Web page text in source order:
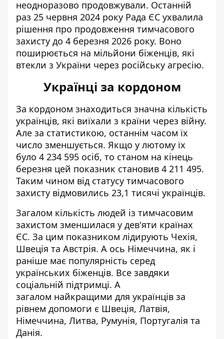
неодноразово продовжували. Останній
раз 25 червня 2024 року Рада ЄС ухвалила
рішення про продовження тимчасового
захисту до 4 березня 2026 року. Воно
поширюється на мільйони біженців, які
втекли з України через російську агресію.
Українці за кордоном
За кордоном знаходиться значна кількість
українців, які виїхали з країни через війну.
Але за статистикою, останнім часом їх
число зменшується. Якщо у лютому їх
було 4 234 595 осіб, то станом на кінець
березня цей показник становив 4 211 495.
Таким чином від статусу тимчасового
захисту відмовились 23,1 тисячі українців.
Загалом кількість людей із тимчасовим
захистом зменшилася у дев'яти країнах
ЄС. За цим показником лідирують Чехія,
Швеція та Австрія. А ось Німеччина, як і
раніше має популярність серед
українських біженців. Все завдяки
соціальній підтримці. А
загалом найкращими для українців за
рівнем допомоги є Швеція, Латвія,
Німеччина, Литва, Румунія, Португалія та
Данія.